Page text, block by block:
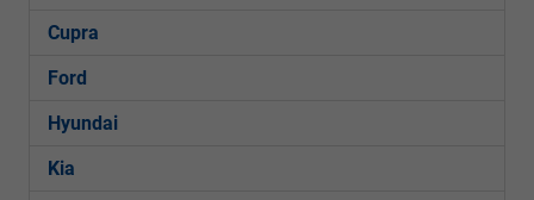
Cupra
Ford
Hyundai
Kia